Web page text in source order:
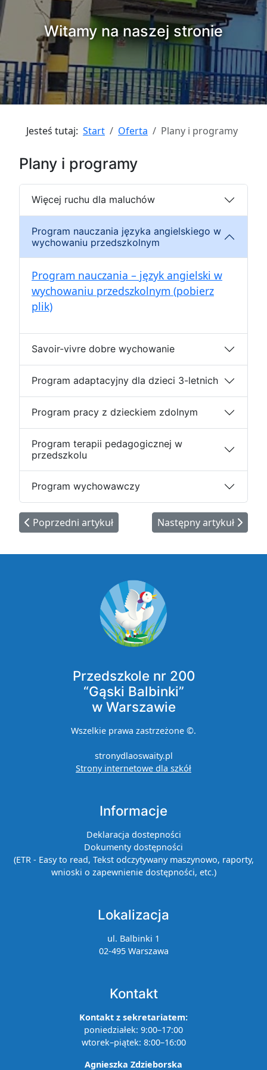
Witamy na naszej stronie
Jesteś tutaj: Start Oferta Plany i programy
Plany i programy
Więcej ruchu dla maluchów
Program nauczania języka angielskiego w
wychowaniu przedszkolnym
Program nauczania – język angielski w
wychowaniu przedszkolnym (pobierz
plik)
Savoir-vivre dobre wychowanie
Program adaptacyjny dla dzieci 3-letnich
Program pracy z dzieckiem zdolnym
Program terapii pedagogicznej w
przedszkolu
Program wychowawczy
Poprzedni artykuł: Wyżywienie dzieci w przedszkolu
Poprzedni artykuł Następny artykuł:
Następny artykuł
Przedszkole nr 200
“Gąski Balbinki”
w Warszawie
Wszelkie prawa zastrzeżone ©.
stronydlaoswaity.pl
Strony internetowe dla szkółotwiera się w
Informacje
Deklaracja dostepności
Dokumenty dostępności
(ETR - Easy to read, Tekst odczytywany maszynowo, raporty,
wnioski o zapewnienie dostępności, etc.)
Lokalizacja
ul. Balbinki 1
02-495 Warszawa
Kontakt
Kontakt z sekretariatem:
poniedziałek: 9:00–17:00
wtorek–piątek: 8:00–16:00
Agnieszka Zdzieborska